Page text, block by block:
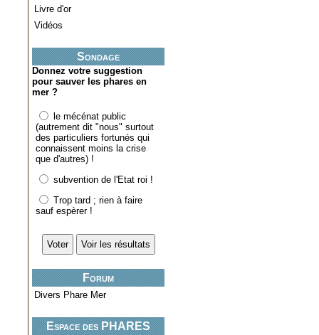
Livre d'or
Vidéos
Sondage
Donnez votre suggestion
pour sauver les phares en
mer ?
le mécénat public
(autrement dit "nous" surtout
des particuliers fortunés qui
connaissent moins la crise
que d'autres) !
subvention de l'Etat roi !
Trop tard ; rien à faire
sauf espèrer !
Forum
Divers Phare Mer
Espace des PHARES